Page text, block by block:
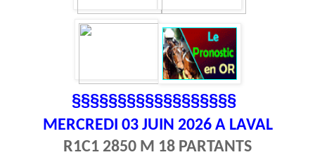
§§§§§§§§§§§§§§§§§§
MERCREDI 03JUIN 2026 A LAVAL
R1C1 2850 M 18 PARTANTS